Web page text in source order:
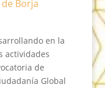
Borja
en la
actividades
de
Global